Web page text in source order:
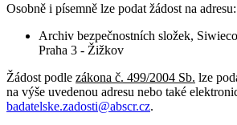
Osobně i písemně lze podat žádost na adresu:
Archiv bezpečnostních složek,
Praha 3 - Žižkov
Žádost podle zákona č. 499/2004 Sb. lze
na výše uvedenou adresu nebo také
badatelske.zadosti@abscr.cz.